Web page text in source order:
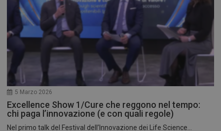
5 Marzo 2026
Excellence Show 1/Cure che reggono nel tempo:
chi paga l’innovazione (e con quali regole)
Nel primo talk del Festival dell’Innovazione dei Life Science...